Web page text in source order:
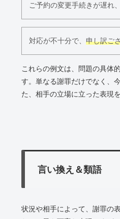
ご予約の変更手続きが遅れ、
対応が不十分で、 申し訳ご
これらの例文は、問題の具体
す。単なる謝罪だけでなく、
た、相手の立場に立った表現
言い換え＆類語
状況や相手によって、謝罪の